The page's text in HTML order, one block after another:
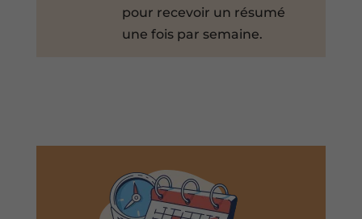
pour recevoir un résumé
une fois par semaine.